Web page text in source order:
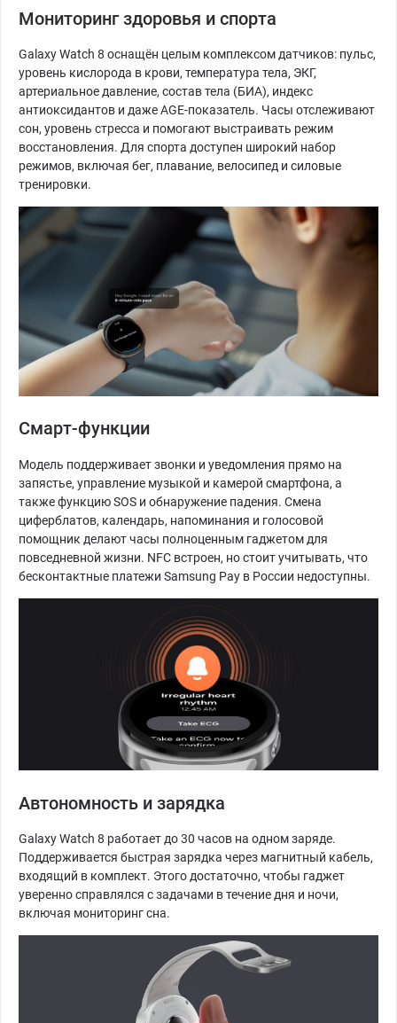
Мониторинг здоровья и спорта
Galaxy Watch 8 оснащён целым комплексом датчиков: пульс,
уровень кислорода в крови, температура тела, ЭКГ,
артериальное давление, состав тела (БИА), индекс
антиоксидантов и даже AGE-показатель. Часы отслеживают
сон, уровень стресса и помогают выстраивать режим
восстановления. Для спорта доступен широкий набор
режимов, включая бег, плавание, велосипед и силовые
тренировки.
Смарт-функции
Модель поддерживает звонки и уведомления прямо на
запястье, управление музыкой и камерой смартфона, а
также функцию SOS и обнаружение падения. Смена
циферблатов, календарь, напоминания и голосовой
помощник делают часы полноценным гаджетом для
повседневной жизни. NFC встроен, но стоит учитывать, что
бесконтактные платежи Samsung Pay в России недоступны.
Автономность и зарядка
Galaxy Watch 8 работает до 30 часов на одном заряде.
Поддерживается быстрая зарядка через магнитный кабель,
входящий в комплект. Этого достаточно, чтобы гаджет
уверенно справлялся с задачами в течение дня и ночи,
включая мониторинг сна.